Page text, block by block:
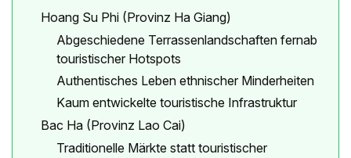
Hoang Su Phi (Provinz Ha Giang)
Abgeschiedene Terrassenlandschaften fernab
touristischer Hotspots
Authentisches Leben ethnischer Minderheiten
Kaum entwickelte touristische Infrastruktur
Bac Ha (Provinz Lao Cai)
Traditionelle Märkte statt touristischer